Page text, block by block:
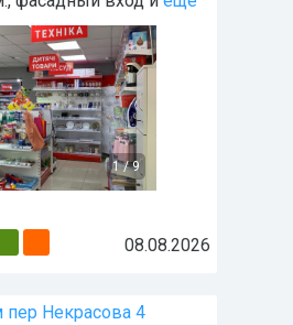
1/9
08.08.2026
Некрасова 4